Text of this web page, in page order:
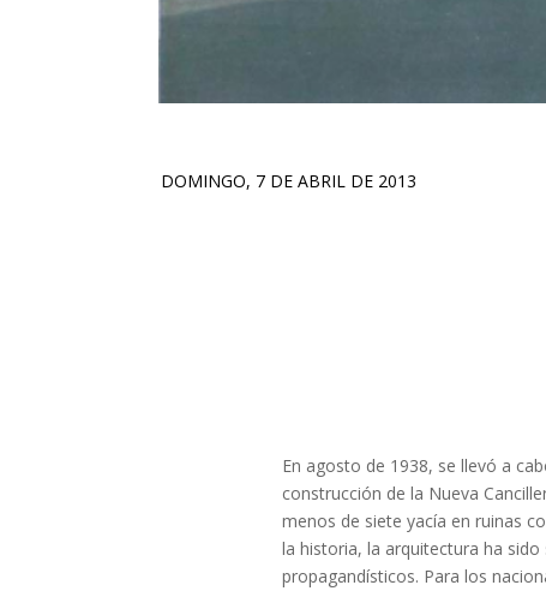
DOMINGO, 7 DE ABRIL DE 2013
En agosto de 1938, se llevó a
construcción de la Nueva
menos de siete yacía en ruinas
la historia, la arquitectura ha
propagandísticos. Para los